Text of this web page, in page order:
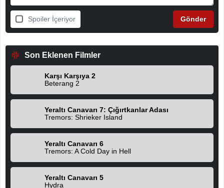
Spoiler İçeriyor
Son Eklenen Filmler
Karşı Karşıya 2
Beterang 2
Yeraltı Canavarı 7: Çığırtkanlar Adası
Tremors: Shrieker Island
Yeraltı Canavarı 6
Tremors: A Cold Day in Hell
Yeraltı Canavarı 5
Hydra